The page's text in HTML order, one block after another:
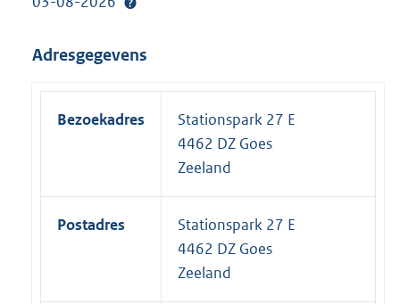
Adresgegevens
Bezoekadres
Stationspark 27 E
4462 DZ Goes
Zeeland
Postadres
Stationspark 27 E
4462 DZ Goes
Zeeland